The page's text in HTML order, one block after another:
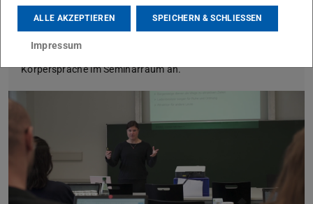
Professionelle Körpersprache im
Seminarraum
Körpersprache im Seminarraum an.
ALLE AKZEPTIEREN SPEICHERN & SCHLIESSEN
Impressum